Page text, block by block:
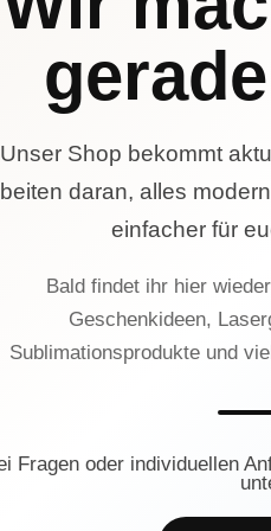
Unser Shop bekommt
daran, alles
einfacher für
Bald findet ihr hier
Geschenkideen,
Sublimationsprodukte und
Fragen oder individuellen